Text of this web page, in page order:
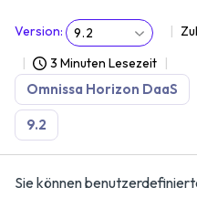
Version: 9.2
3 Minuten Lesezeit
Omnissa Horizon DaaS
9.2
Sie können